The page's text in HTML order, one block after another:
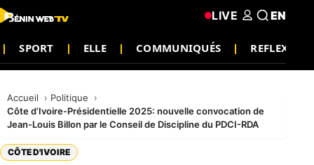
SPORT ELLE COMMUNIQUÉS REFLEXION
LIVE EN
Accueil
Politique
Côte d’Ivoire-Présidentielle 2025: nouvelle convocation de
Jean-Louis Billon par le Conseil de Discipline du PDCI-RDA
CÔTE D'IVOIRE